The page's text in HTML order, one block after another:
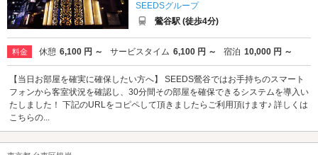
SEEDSグループ
鶯谷駅 (徒歩4分)
料金 休憩 6,100 円 ～ サービスタイム 6,100 円 ～ 宿泊 10,000 円 ～
【当日お部屋を確実に確保したい方へ】 SEEDS鶯谷ではお手持ちのスマート
フォンから客室状況を確認し、30分間その部屋を確保できるシステムを導入い
たしました！ 下記のURLをコピペして頂きましたらご利用頂けます♪ 詳しくは
こちらの...